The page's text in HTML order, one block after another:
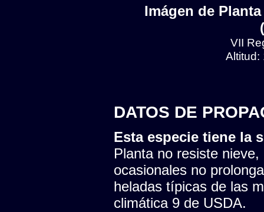
Imágen de
VII
Altitud:
DATOS DE
Esta especie tiene la
Planta no resiste
ocasionales no
heladas típicas de las
climática 9 de USDA.